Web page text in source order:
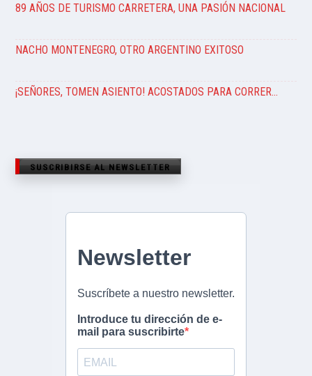
89 AÑOS DE TURISMO CARRETERA, UNA PASIÓN NACIONAL
NACHO MONTENEGRO, OTRO ARGENTINO EXITOSO
¡SEÑORES, TOMEN ASIENTO! ACOSTADOS PARA CORRER…
SUSCRIBIRSE AL NEWSLETTER